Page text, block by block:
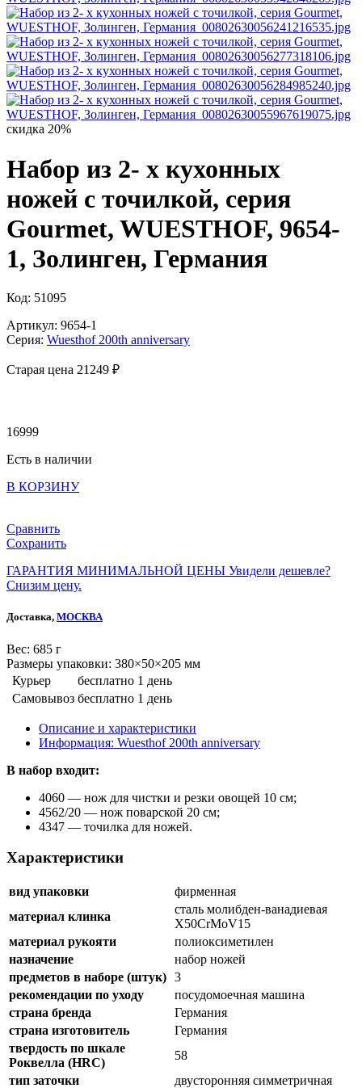
скидка 20%
Набор из 2- х кухонных
ножей с точилкой, серия
Gourmet, WUESTHOF, 9654-
1, Золинген, Германия
Код: 51095
Артикул: 9654-1
Серия: Wuesthof 200th anniversary
Старая цена 21 249 ₽
16999
Есть в наличии
В КОРЗИНУ
Сравнить
Сохранить
ГАРАНТИЯ МИНИМАЛЬНОЙ ЦЕНЫ Увидели дешевле?
Снизим цену.
Доставка, МОСКВА
Веc: 685 г
Размеры упаковки: 380×50×205 мм
Курьер
бесплатно 1 день
Самовывоз бесплатно 1 день
Описание и характеристики
Информация: Wuesthof 200th anniversary
В набор входит:
4060 — нож для чистки и резки овощей 10 см;
4562/20 — нож поварской 20 см;
4347 — точилка для ножей.
Характеристики
вид упаковки
фирменная
материал клинка
сталь молибден-ванадиевая
X50CrMoV15
материал рукояти
полиоксиметилен
назначение
набор ножей
предметов в наборе (штук) 3
рекомендации по уходу
посудомоечная машина
страна бренда
Германия
страна изготовитель
Германия
твердость по шкале
Роквелла (HRC)
58
тип заточки
двусторонняя симметричная